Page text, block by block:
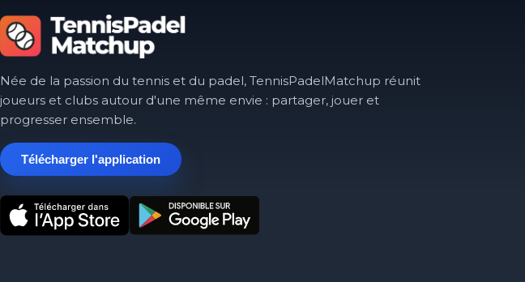
Née de la passion du tennis et du padel, TennisPadelMatchup réunit
joueurs et clubs autour d'une même envie : partager, jouer et
progresser ensemble.
Télécharger l'application